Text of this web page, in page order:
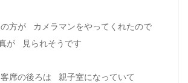
方が カメラマンをやってくれたので
が 見られそうです
席の後ろは 親子室になっていて